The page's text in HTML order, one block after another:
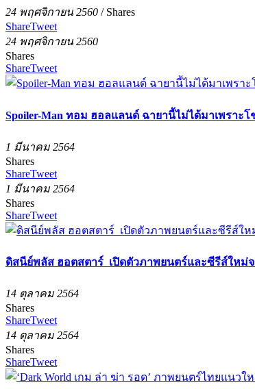
24 พฤศจิกายน 2560 / Shares
ShareTweet
24 พฤศจิกายน 2560
Shares
ShareTweet
Spoiler-Man ทอม ฮอลแลนด์ ฉายานี้ไม่ได้มาเพราะ
1 มีนาคม 2564
Shares
ShareTweet
1 มีนาคม 2564
Shares
ShareTweet
ดิสนีย์พลัส ฮอตสตาร์ เปิดตัวภาพยนตร์และซีรีส์ใหม่
14 ตุลาคม 2564
Shares
ShareTweet
14 ตุลาคม 2564
Shares
ShareTweet